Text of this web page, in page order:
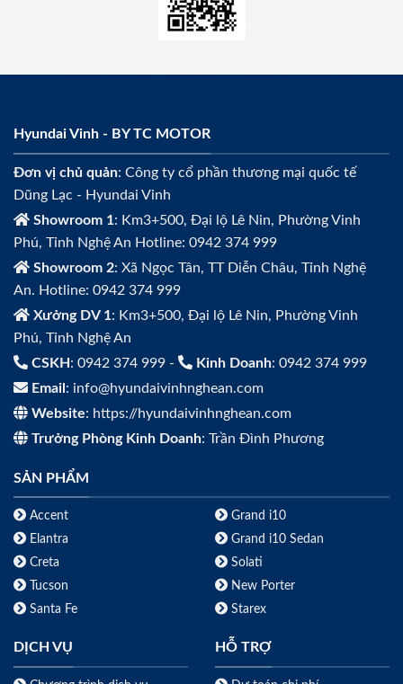
Hyundai Vinh - BY TC MOTOR
Đơn vị chủ quản: Công ty cổ phần thương mại quốc tế
Dũng Lạc - Hyundai Vinh
Showroom 1: Km3+500, Đại lộ Lê Nin, Phường Vinh
Phú, Tỉnh Nghệ An Hotline: 0942 374 999
Showroom 2: Xã Ngọc Tân, TT Diễn Châu, Tỉnh Nghệ
An. Hotline: 0942 374 999
Xưởng DV 1: Km3+500, Đại lộ Lê Nin, Phường Vinh
Phú, Tỉnh Nghệ An
CSKH : 0942 374 999 - Kinh Doanh: 0942 374 999
Email : info@hyundaivinhnghean.com
Website: https://hyundaivinhnghean.com
Trưởng Phòng Kinh Doanh: Trần Đình Phương
SẢN PHẨM
Accent
Elantra
Creta
Tucson
Santa Fe
Grand i10
Grand i10 Sedan
Solati
New Porter
Starex
DỊCH VỤ HỖ TRỢ